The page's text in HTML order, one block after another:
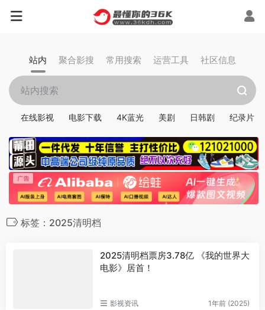
站内 聚合影搜 常用搜索 运营工具 社区信息
在线影视 电影下载 4K蓝光 美剧 日韩剧 纪录片
标签：2025清明档
2025清明档票房3.78亿 《我的世界大
电影》居首！
影视资讯 1年前 (2025)